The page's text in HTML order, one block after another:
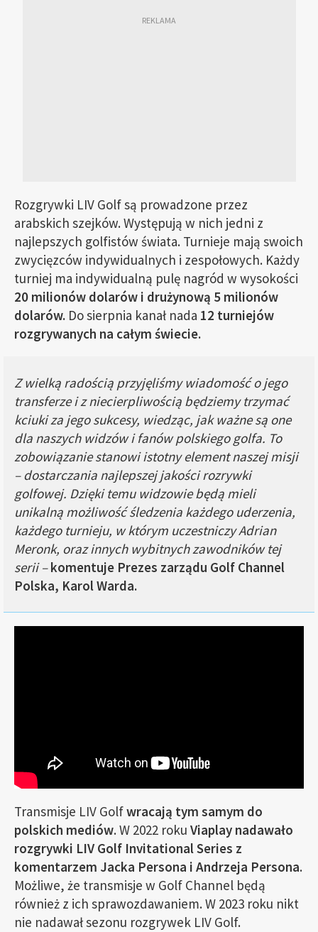
Rozgrywki LIV Golf są prowadzone przez
arabskich szejków. Występują w nich jedni z
najlepszych golfistów świata. Turnieje mają swoich
zwycięzców indywidualnych i zespołowych. Każdy
turniej ma indywidualną pulę nagród w wysokości
20 milionów dolarów i drużynową 5 milionów
dolarów. Do sierpnia kanał nada 12 turniejów
rozgrywanych na całym świecie.
Z wielką radością przyjęliśmy wiadomość o jego
transferze i z niecierpliwością będziemy trzymać
kciuki za jego sukcesy, wiedząc, jak ważne są one
dla naszych widzów i fanów polskiego golfa. To
zobowiązanie stanowi istotny element naszej misji
– dostarczania najlepszej jakości rozrywki
golfowej. Dzięki temu widzowie będą mieli
unikalną możliwość śledzenia każdego uderzenia,
każdego turnieju, w którym uczestniczy Adrian
Meronk, oraz innych wybitnych zawodników tej
serii –komentuje Prezes zarządu Golf Channel
Polska, Karol Warda.
Transmisje LIV Golfwracają tym samym do
polskich mediów. W 2022 roku Viaplay nadawało
rozgrywki LIV Golf Invitational Series z
komentarzem Jacka Persona i Andrzeja Persona.
Możliwe, że transmisje w Golf Channel będą
również z ich sprawozdawaniem. W 2023 roku nikt
nie nadawał sezonu rozgrywek LIV Golf.